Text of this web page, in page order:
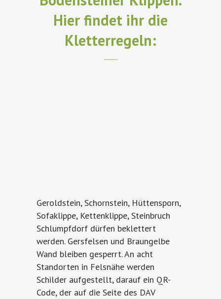
Hier findet ihr die
Kletterregeln:
Geroldstein, Schornstein, Hüttensporn,
Sofaklippe, Kettenklippe, Steinbruch
Schlumpfdorf dürfen beklettert
werden. Gersfelsen und Braungelbe
Wand bleiben gesperrt. An acht
Standorten in Felsnähe werden
Schilder aufgestellt, darauf ein QR-
Code, der auf die Seite des DAV